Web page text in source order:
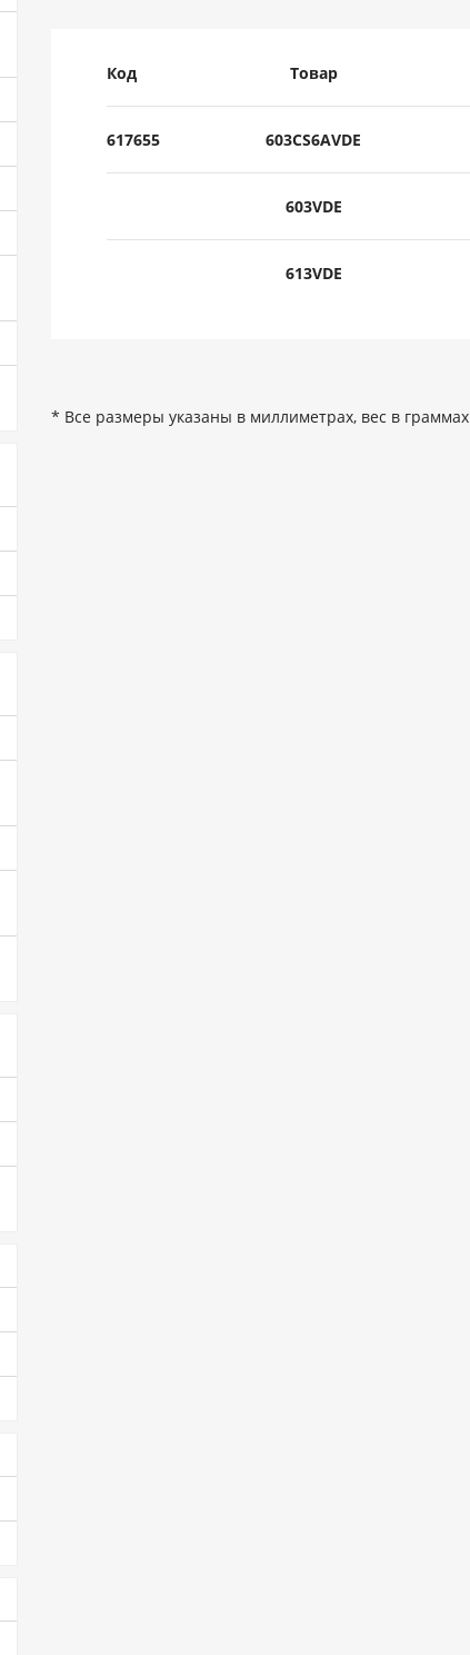
Код Товар
617655 603CS6AVDE
603VDE
613VDE
* Все размеры указаны в миллиметрах, вес в граммах